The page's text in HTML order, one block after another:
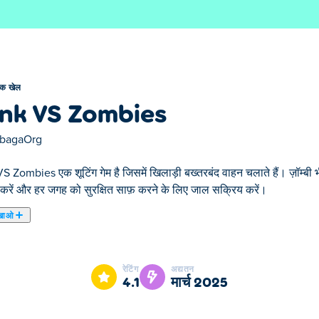
खेल
VS Zombies
Zombies एक शूटिंग गेम है जिसमें खिलाड़ी बख्तरबंद वाहन चलाते हैं। ज़ॉम्बी
करें और हर जगह को सुरक्षित साफ़ करने के लिए जाल सक्रिय करें।
हो जाइए! इस पहेली शूटिंग गेम में, आपको रणनीति बनानी होगी और
आगे बढ़ने के लिए मदद मांग सकते हैं। क्या आप दुनिया को ज़ॉम्बी से वापस ले
रेटिंग
4.1
अद्यतन
मार्च 2025